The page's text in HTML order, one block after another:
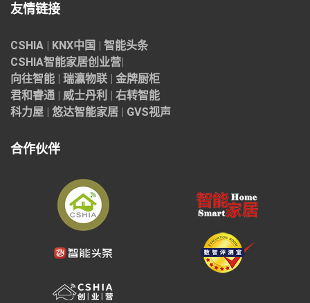
友情链接
CSHIA | KNX中国 | 智能头条
CSHIA智能家居创业营|
向往智能 | 瑞瀛物联 | 金牌厨柜
君和睿通 | 威士丹利 | 右转智能
科力屋 | 悠达智能家居 | GVS视声
合作伙伴